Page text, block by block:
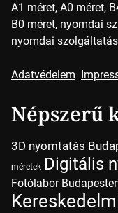
A1 méret, A0 méret,
B0 méret, nyomdai
nyomdai
Adatvédelem
Népszerű
3D nyomtatás
méretek Digitális
Fotólabor